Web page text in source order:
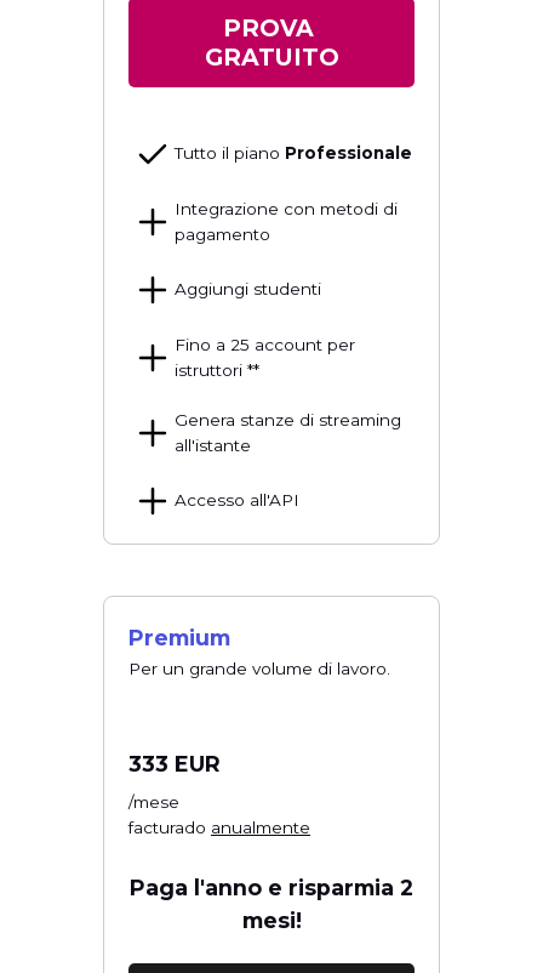
PROVA
GRATUITO
Tutto il piano Professionale
Integrazione con metodi di
pagamento
Aggiungi studenti
Fino a 25 account per
istruttori **
Genera stanze di streaming
all'istante
Accesso all'API
Premium
Per un grande volume di lavoro.
333 EUR
/mese
facturado anualmente
Paga l'anno e risparmia 2
mesi!